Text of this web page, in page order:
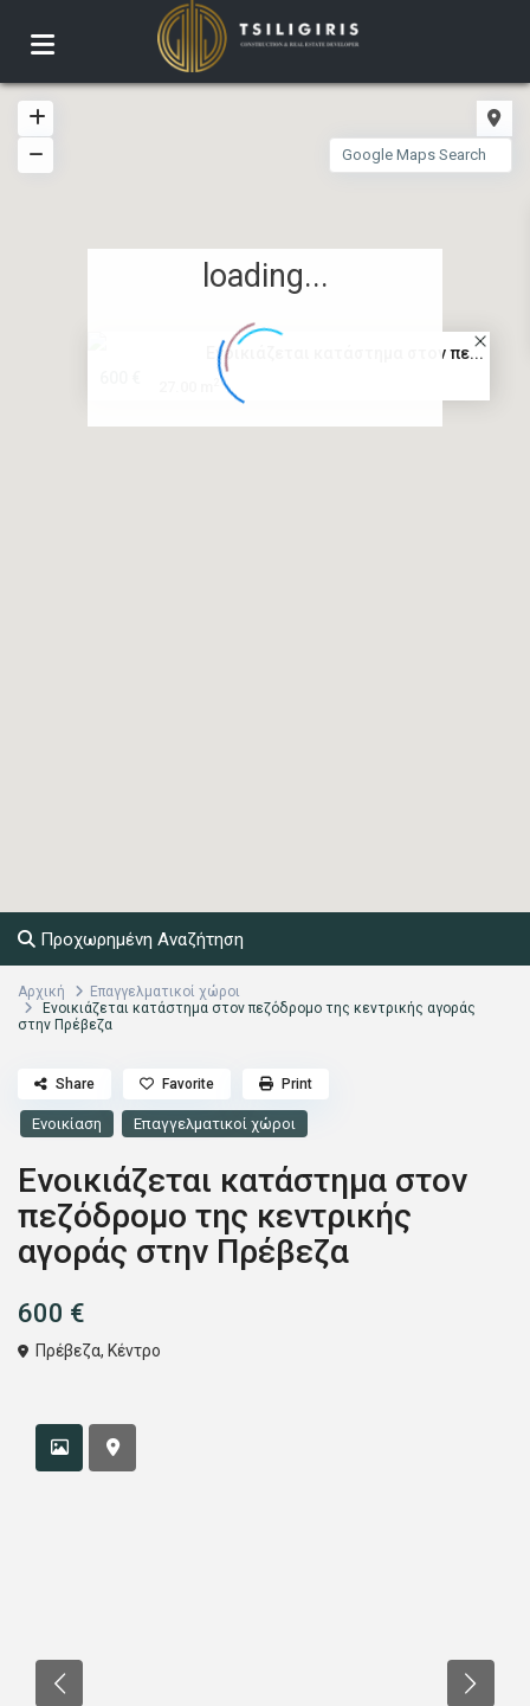
Ενοικιάζεται κατάστημα στον πε...
loading...
Προχωρημένη Αναζήτηση
Αρχική
Επαγγελματικοί χώροι
Ενοικιάζεται κατάστημα στον πεζόδρομο της κεντρικής αγοράς
στην Πρέβεζα
Ενοικίαση Επαγγελματικοί χώροι
Ενοικιάζεται κατάστημα στον
πεζόδρομο της κεντρικής
αγοράς στην Πρέβεζα
600 €
Πρέβεζα, Κέντρο
Share Favorite Print